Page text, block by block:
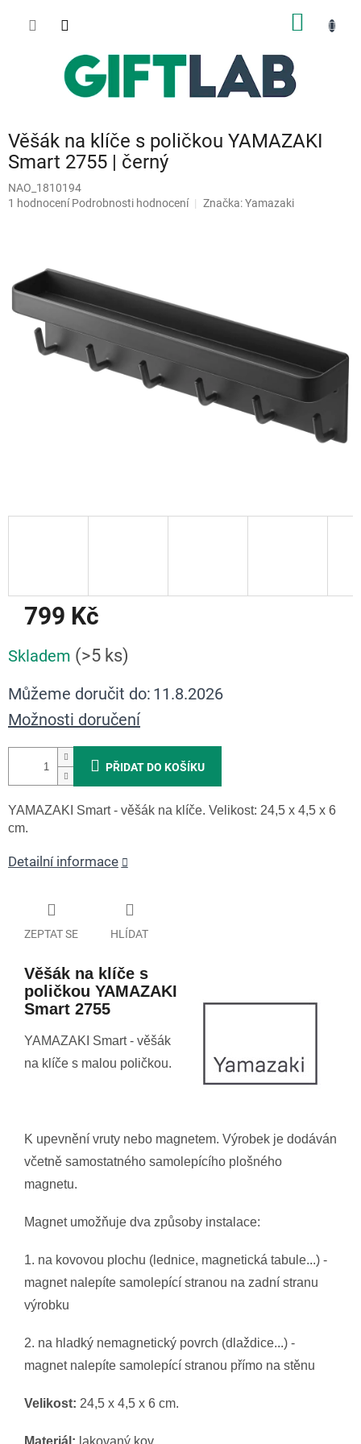
Věšák na klíče s poličkou YAMAZAKI
Smart 2755 | černý
NAO_1810194
Průměrné
hvězdiček.
1 hodnocení Podrobnosti hodnocení Značka:Yamazaki
799 Kč
cena:
Skladem (>5 ks)
Můžeme doručit do: 11.8.2026
Možnosti doručení
PŘIDAT DO KOŠÍKU
YAMAZAKI Smart - věšák na klíče. Velikost: 24,5 x 4,5 x 6
cm.
Detailní informace
ZEPTAT SE HLÍDAT
Věšák na klíče s
poličkou YAMAZAKI
Smart 2755
YAMAZAKI Smart - věšák
na klíče s malou poličkou.
K upevnění vruty nebo magnetem. Výrobek je dodáván
včetně samostatného samolepícího plošného
magnetu.
Magnet umožňuje dva způsoby instalace:
1. na kovovou plochu (lednice, magnetická tabule...) -
magnet nalepíte samolepící stranou na zadní stranu
výrobku
2. na hladký nemagnetický povrch (dlaždice...) -
magnet nalepíte samolepící stranou přímo na stěnu
Velikost: 24,5 x 4,5 x 6 cm.